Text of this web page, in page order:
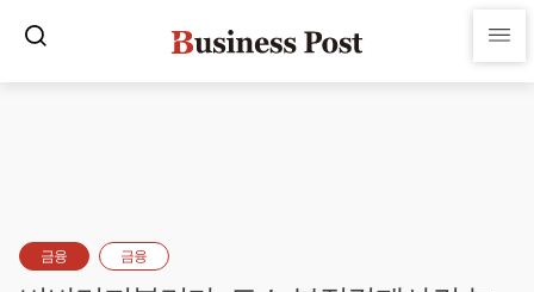
금융 금융